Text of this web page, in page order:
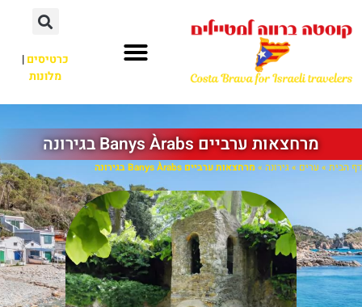
כרטיסים|
מלונות
מרחצאות ערביים Banys Àrabs בגירונה
דף הבית » ערים » גירונה »מרחצאות ערביים Banys Àrabs בגירונה